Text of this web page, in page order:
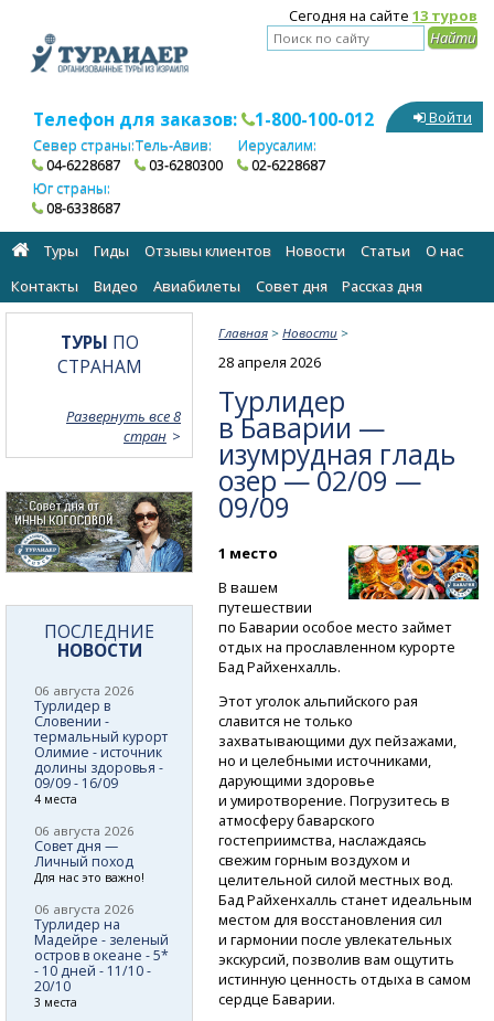
Сегодня на сайте 13 туров
Телефон для заказов: 1-800-100-012
Север страны:
04-6228687
Тель-Авив:
03-6280300
Иерусалим:
02-6228687
Юг страны:
08-6338687
Войти
Туры Гиды Отзывы клиентов Новости Статьи
О нас
Контакты
Видео Авиабилеты Cовет дня Рассказ дня
Главная >Новости >
28 апреля 2026
Турлидер
в Баварии —
изумрудная гладь
озер — 02/09 —
09/09
1 место
В вашем
путешествии
по Баварии особое место займет
отдых на прославленном курорте
Бад Райхенхалль.
Этот уголок альпийского рая
славится не только
захватывающими дух пейзажами,
но и целебными источниками,
дарующими здоровье
и умиротворение. Погрузитесь в
атмосферу баварского
гостеприимства, наслаждаясь
свежим горным воздухом и
целительной силой местных вод.
Бад Райхенхалль станет идеальным
местом для восстановления сил
и гармонии после увлекательных
экскурсий, позволив вам ощутить
истинную ценность отдыха в самом
сердце Баварии.
ТУРЫ ПО
СТРАНАМ
Развернуть все 8
стран
ПОСЛЕДНИЕ
НОВОСТИ
06 августа 2026
Турлидер в
Словении -
термальный курорт
Олимие - источник
долины здоровья -
09/09 - 16/09
4 места
06 августа 2026
Совет дня —
Личный поход
Для нас это важно!
06 августа 2026
Турлидер на
Мадейре - зеленый
остров в океане - 5*
- 10 дней - 11/10 -
20/10
3 места